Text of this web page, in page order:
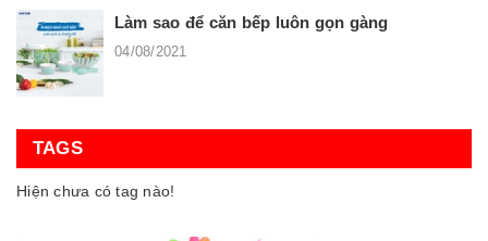
Làm sao để căn bếp luôn gọn gàng
04/08/2021
TAGS
Hiện chưa có tag nào!